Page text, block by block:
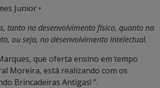
Junior •
tanto no desenvolvimento físico, quanto na
ou seja, no desenvolvimento intelectual.
que oferta ensino em tempo
Moreira, está realizando com os
Brincadeiras Antigas! ”.